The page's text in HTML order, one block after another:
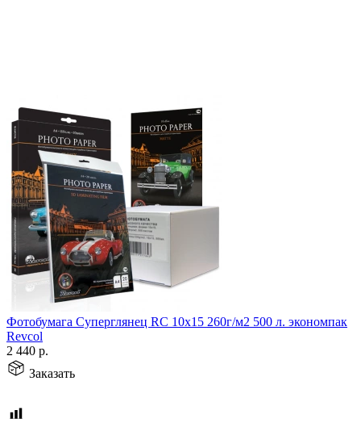
Фотобумага Суперглянец RC 10х15 260г/м2 500 л. экономпак
Revcol
2 440 р.
Заказать